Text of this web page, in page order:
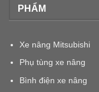
PHẨM
Xe nâng Mitsubishi
Phụ tùng xe nâng
Bình điện xe nâng